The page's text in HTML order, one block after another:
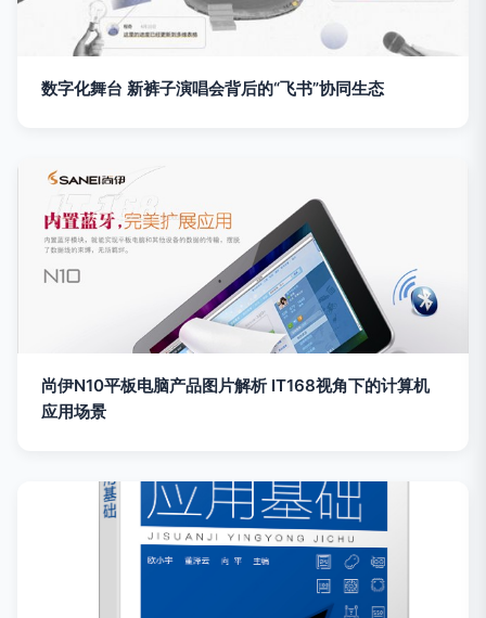
数字化舞台 新裤子演唱会背后的“飞书”协同生态
尚伊N10平板电脑产品图片解析 IT168视角下的计算机
应用场景